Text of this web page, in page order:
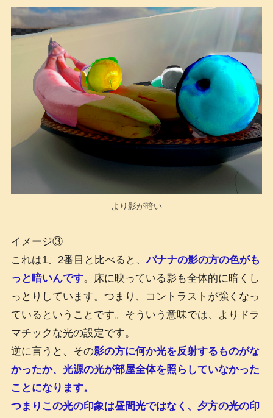
より影が暗い
イメージ③
これは1、2番目と比べると、バナナの影の方の色がも
っと暗いんです。床に映っている影も全体的に暗くし
っとりしています。つまり、コントラストが強くなっ
ているということです。そういう意味では、よりドラ
マチックな光の設定です。
逆に言うと、その影の方に何か光を反射するものがな
かったか、光源の光が部屋全体を照らしていなかった
ことになります。
つまりこの光の印象は昼間光ではなく、夕方の光の印